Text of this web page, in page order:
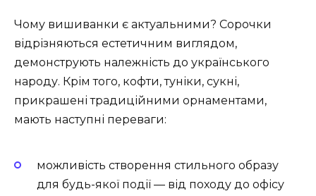
Чому вишиванки є актуальними? Сорочки
відрізняються естетичним виглядом,
демонструють належність до українського
народу. Крім того, кофти, туніки, сукні,
прикрашені традиційними орнаментами,
мають наступні переваги:
можливість створення стильного образу
для будь-якої події — від походу до офісу